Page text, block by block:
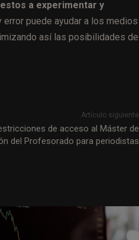
a experimentar y
puede ayudar a los medios
así las posibilidades de
Artículo siguiente
de acceso al Máster de
del Profesorado para periodistas